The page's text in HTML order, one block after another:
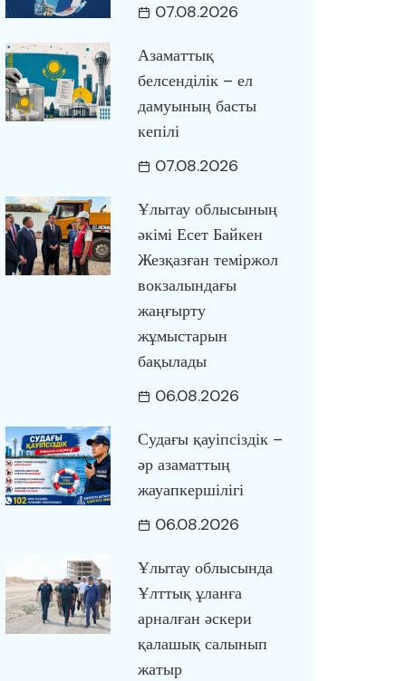
07.08.2026
Азаматтық
белсенділік – ел
дамуының басты
кепілі
07.08.2026
Ұлытау облысының
әкімі Есет Байкен
Жезқазған теміржол
вокзалындағы
жаңғырту
жұмыстарын
бақылады
06.08.2026
Судағы қауіпсіздік –
әр азаматтың
жауапкершілігі
06.08.2026
Ұлытау облысында
Ұлттық ұланға
арналған әскери
қалашық салынып
жатыр